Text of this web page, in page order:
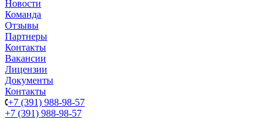
Новости
Команда
Отзывы
Партнеры
Контакты
Вакансии
Лицензии
Документы
Контакты
+7 (391) 988-98-57
+7 (391) 988-98-57